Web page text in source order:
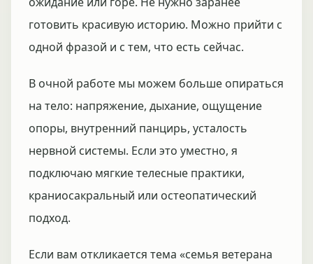
готовить красивую историю. Можно прийти с
одной фразой и с тем, что есть сейчас.
В очной работе мы можем больше опираться
на тело: напряжение, дыхание, ощущение
опоры, внутренний панцирь, усталость
нервной системы. Если это уместно, я
подключаю мягкие телесные практики,
краниосакральный или остеопатический
подход.
Если вам откликается тема «семья ветерана